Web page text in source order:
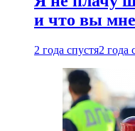
и что вы мне
2 года спустя2 года